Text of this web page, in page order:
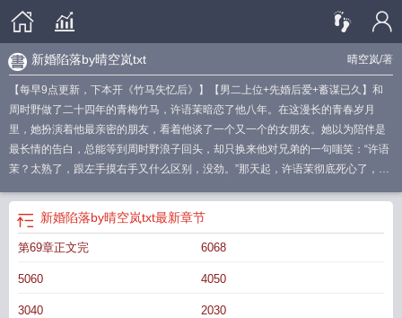
晴空岚/著
新婚陷落by晴空岚txt
【每早9点更新，下本开《竹马失忆后》】【男二上位+先婚后爱+蓄谋已久】和
周时野做了二十四年的青梅竹马，许语茉暗恋了他八年。在这漫长的青春岁月
里，她扮演着他最亲密的朋友，看着他谈了一个又一个的女朋友。她以为陪伴是
最长情的告白，总能等到周时野浪子回头，却只换来他对兄弟的一句嗤笑：“许语
茉？太熟了，跟左手摸右手又什么区别，没劲。”那天起，许语茉彻底死心了，在
她肯定又会来联系他。结果等到的却是她和京圈顶级豪门贺家联姻的消息。周时
野喝了个烂醉，红着眼拨通那个早已烂熟于心的号码，声音颤抖，带着卑微的哀
求：“茉茉……对不起，是我过去混蛋，没认清自己的感情……你回来，跟我结婚
高中时期的风云人物，年级第一的学神校草。追他的人能从教学楼排到操场，却
新婚陷落by晴空岚txt最新章节
第69章正文完 6068
5060 4050
3040 2030